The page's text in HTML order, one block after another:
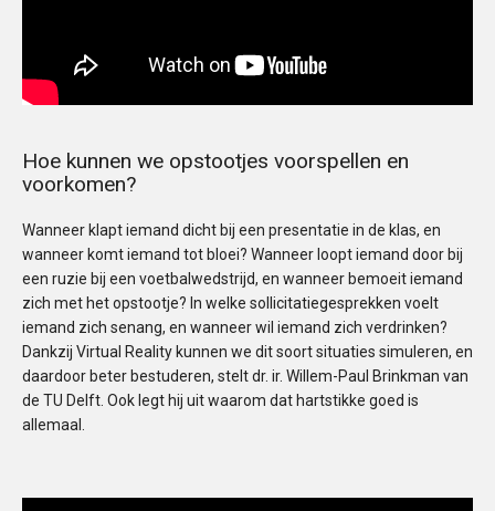
Hoe kunnen we opstootjes voorspellen en
voorkomen?
Wanneer klapt iemand dicht bij een presentatie in de klas, en
wanneer komt iemand tot bloei? Wanneer loopt iemand door bij
een ruzie bij een voetbalwedstrijd, en wanneer bemoeit iemand
zich met het opstootje? In welke sollicitatiegesprekken voelt
iemand zich senang, en wanneer wil iemand zich verdrinken?
Dankzij Virtual Reality kunnen we dit soort situaties simuleren, en
daardoor beter bestuderen, stelt dr. ir. Willem-Paul Brinkman van
de TU Delft. Ook legt hij uit waarom dat hartstikke goed is
allemaal.